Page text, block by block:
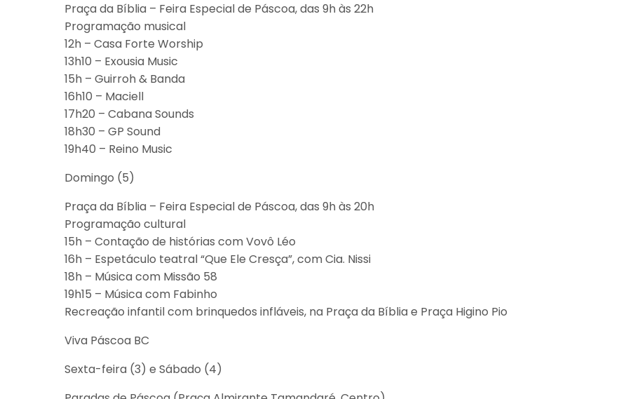
Praça da Bíblia – Feira Especial de Páscoa, das 9h às 22h
Programação musical
12h – Casa Forte Worship
13h10 – Exousia Music
15h – Guirroh & Banda
16h10 – Maciell
17h20 – Cabana Sounds
18h30 – GP Sound
19h40 – Reino Music
Domingo (5)
Praça da Bíblia – Feira Especial de Páscoa, das 9h às 20h
Programação cultural
15h – Contação de histórias com Vovô Léo
16h – Espetáculo teatral “Que Ele Cresça”, com Cia. Nissi
18h – Música com Missão 58
19h15 – Música com Fabinho
Recreação infantil com brinquedos infláveis, na Praça da Bíblia e Praça Higino Pio
Viva Páscoa BC
Sexta-feira (3) e Sábado (4)